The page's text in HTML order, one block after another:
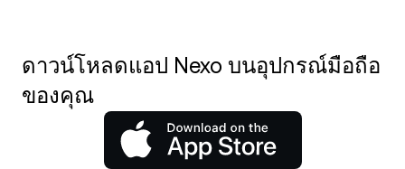
ดาวน์โหลดแอป Nexo บนอุปกรณ์มือถือ
ของคุณ